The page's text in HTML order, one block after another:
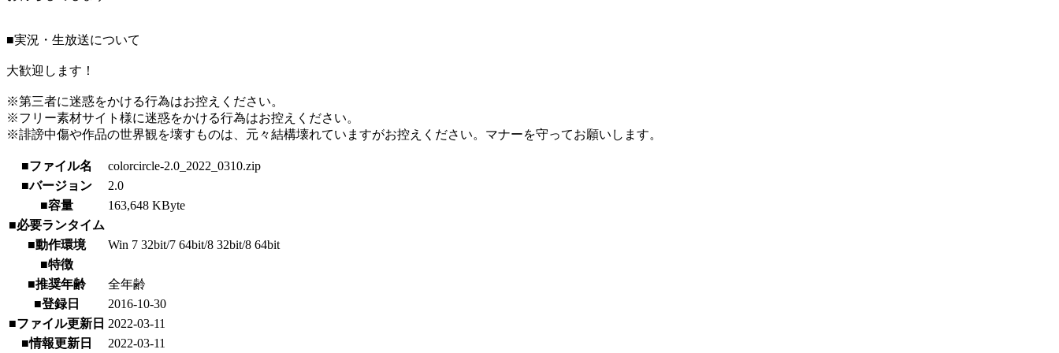
■実況・生放送について
大歓迎します！
※第三者に迷惑をかける行為はお控えください。
※フリー素材サイト様に迷惑をかける行為はお控えください。
※誹謗中傷や作品の世界観を壊すものは、元々結構壊れていますがお控えください。マナーを守ってお願いします。
■ファイル名
colorcircle-2.0_2022_0310.zip
■バージョン
2.0
■容量
163,648 KByte
■必要ランタイム
■動作環境
Win 7 32bit/7 64bit/8 32bit/8 64bit
■特徴
■推奨年齢
全年齢
■登録日
2016-10-30
■ファイル更新日 2022-03-11
■情報更新日
2022-03-11